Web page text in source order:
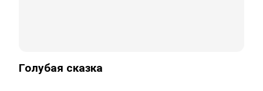
Голубая сказка